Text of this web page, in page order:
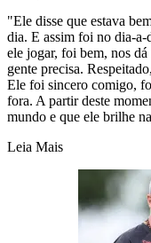
"Ele disse que estava
dia. E assim foi no dia-a-
ele jogar, foi bem, nos
gente precisa.
Ele foi sincero comigo,
fora. A partir deste
mundo e que ele brilhe
Leia Mais